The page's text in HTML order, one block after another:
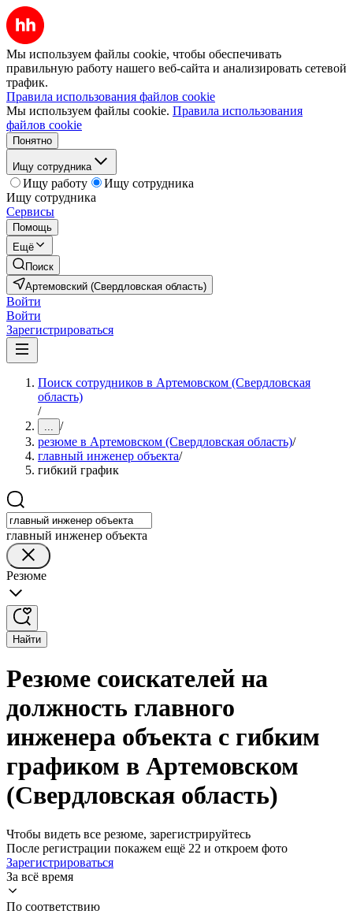
Мы используем файлы cookie, чтобы обеспечивать
правильную работу нашего веб-сайта и анализировать сетевой
трафик.
Правила использования файлов cookie
Мы используем файлы cookie. Правила использования
файлов cookie
Понятно
Ищу сотрудника
Ищу работу
Ищу сотрудника
Ищу сотрудника
Сервисы
Помощь
Ещё
Поиск
Артемовский (Свердловская область)
Войти
Войти
Зарегистрироваться
Поиск сотрудников в Артемовском (Свердловская
область)
/
... /
резюме в Артемовском (Свердловская область)/
главный инженер объекта/
гибкий график
главный инженер объекта
Резюме
Найти
Резюме соискателей на
должность главного
инженера объекта с гибким
графиком в Артемовском
(Свердловская область)
Чтобы видеть все резюме, зарегистрируйтесь
После регистрации покажем ещё 22 и откроем фото
Зарегистрироваться
За всё время
По соответствию